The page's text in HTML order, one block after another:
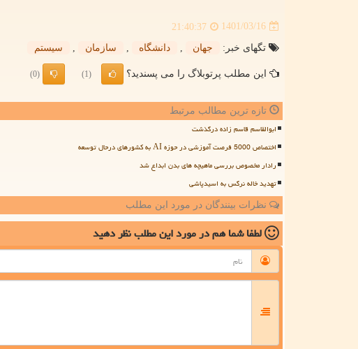
1401/03/16
21:40:37
تگهای خبر: جهان , دانشگاه , سازمان , سیستم
این مطلب پرتوبلاگ را می پسندید؟ (1)
(0)
تازه ترین مطالب مرتبط
ابوالقاسم قاسم زاده درگذشت
اختصاص 5000 فرصت آموزشی در حوزه AI به کشورهای درحال توسعه
رادار مخصوص بررسی ماهیچه های بدن ابداع شد
تهدید خاله نرگس به اسیدپاشی
نظرات بینندگان در مورد این مطلب
لطفا شما همدر مورد این مطلبنظر دهید